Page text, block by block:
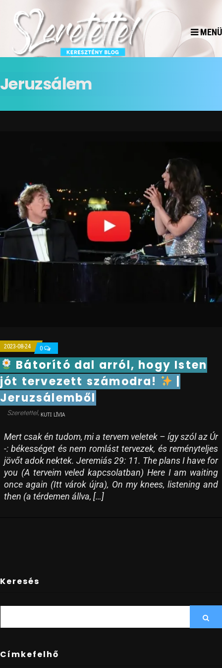
MENÜ
Jeruzsálem
2023-08-24 0
Bátorító dal arról, hogy Isten
jót tervezett számodra!
Jeruzsálemből
KUTI LÍVIA
Mert csak én tudom, mi a tervem veletek – így szól az Úr
-: békességet és nem romlást tervezek, és reményteljes
jövőt adok nektek. Jeremiás 29: 11. The plans I have for
you (A terveim veled kapcsolatban) Here I am waiting
once again (Itt várok újra), On my knees, listening and
then (a térdemen állva, […]
Keresés
Címkefelhő